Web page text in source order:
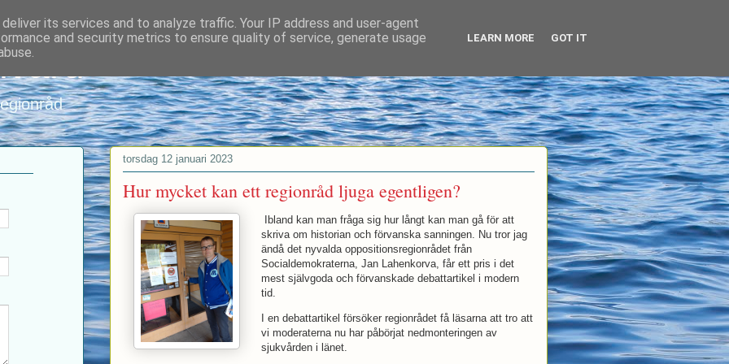
torsdag 12 januari 2023
Hur mycket kan ett regionråd ljuga egentligen?
Ibland kan man fråga sig hur långt kan man gå för att
skriva om historian och förvanska sanningen. Nu tror jag
ändå det nyvalda oppositionsregionrådet från
Socialdemokraterna, Jan Lahenkorva, får ett pris i det
mest självgoda och förvanskade debattartikel i modern
tid.
I en debattartikel försöker regionrådet få läsarna att tro att
vi moderaterna nu har påbörjat nedmonteringen av
sjukvården i länet.
its services and to analyze traffic. Your IP address and user-agent
and security metrics to ensure quality of service, generate usage
LEARN MORE GOT IT